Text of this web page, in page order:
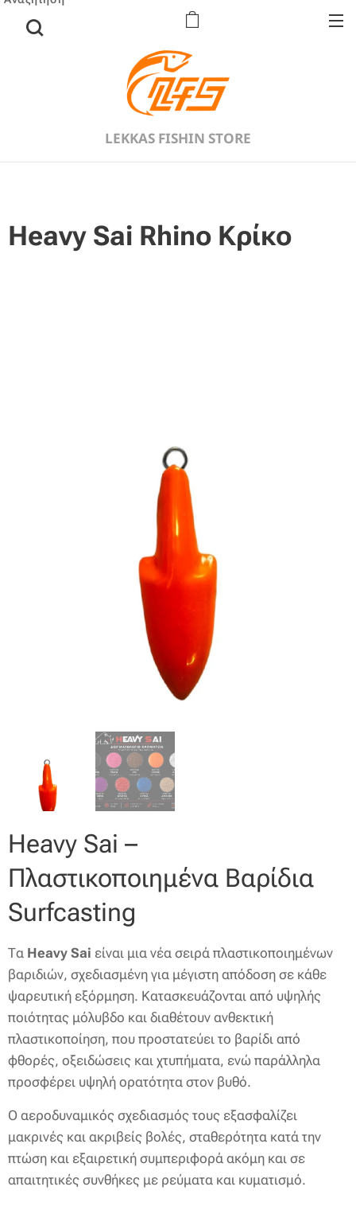
LEKKAS FISHIN STORE
Heavy Sai Rhino Κρίκο
Heavy Sai –
Πλαστικοποιημένα Βαρίδια
Surfcasting
Τα Heavy Sai είναι μια νέα σειρά πλαστικοποιημένων
βαριδιών, σχεδιασμένη για μέγιστη απόδοση σε κάθε
ψαρευτική εξόρμηση. Κατασκευάζονται από υψηλής
ποιότητας μόλυβδο και διαθέτουν ανθεκτική
πλαστικοποίηση, που προστατεύει το βαρίδι από
φθορές, οξειδώσεις και χτυπήματα, ενώ παράλληλα
προσφέρει υψηλή ορατότητα στον βυθό.
Ο αεροδυναμικός σχεδιασμός τους εξασφαλίζει
μακρινές και ακριβείς βολές, σταθερότητα κατά την
πτώση και εξαιρετική συμπεριφορά ακόμη και σε
απαιτητικές συνθήκες με ρεύματα και κυματισμό.